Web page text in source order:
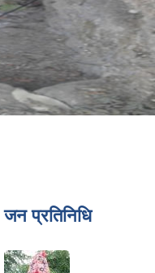
जन प्रतिनिधि